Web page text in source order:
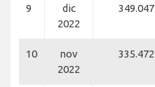
9
dic
2022
349.047
10
nov
2022
335.472